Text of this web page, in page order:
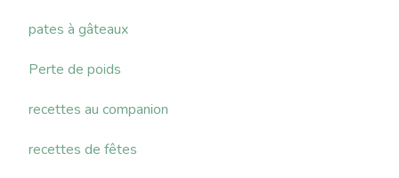
pates à gâteaux
Perte de poids
recettes au companion
recettes de fêtes